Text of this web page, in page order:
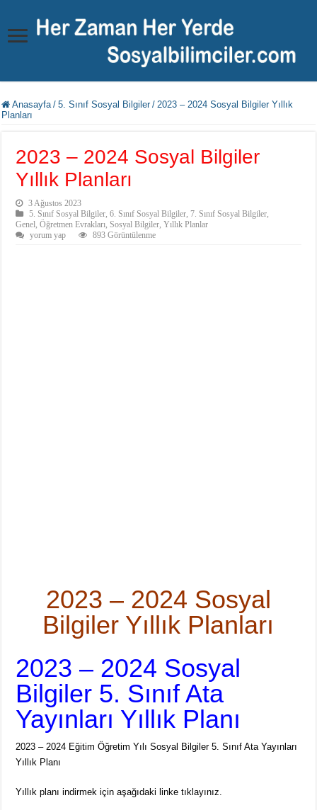
Anasayfa / 5. Sınıf Sosyal Bilgiler / 2023 – 2024 Sosyal Bilgiler Yıllık
Planları
2023 – 2024 Sosyal Bilgiler
Yıllık Planları
3 Ağustos 2023
5. Sınıf Sosyal Bilgiler ,6. Sınıf Sosyal Bilgiler ,7. Sınıf Sosyal Bilgiler
Genel ,Öğretmen Evrakları Sosyal Bilgiler ,Yıllık Planlar
yorum yap
893 Görüntülenme
2023 – 2024 Sosyal
Bilgiler Yıllık Planları
2023 – 2024 Sosyal
Bilgiler 5. Sınıf Ata
Yayınları Yıllık Planı
2023 – 2024 Eğitim Öğretim Yılı Sosyal Bilgiler 5. Sınıf Ata Yayınları
Yıllık Planı
Yıllık planı indirmek için aşağıdaki linke tıklayınız.